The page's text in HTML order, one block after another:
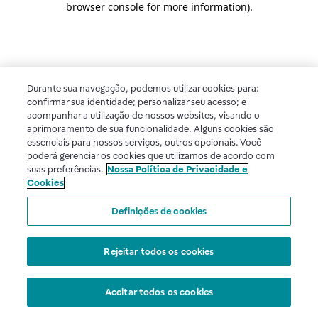
browser console for more information).
Durante sua navegação, podemos utilizar cookies para:
confirmar sua identidade; personalizar seu acesso; e
acompanhar a utilização de nossos websites, visando o
aprimoramento de sua funcionalidade. Alguns cookies são
essenciais para nossos serviços, outros opcionais. Você
poderá gerenciar os cookies que utilizamos de acordo com
suas preferências. Nossa Política de Privacidade e
Cookies
Definições de cookies
Rejeitar todos os cookies
Aceitar todos os cookies